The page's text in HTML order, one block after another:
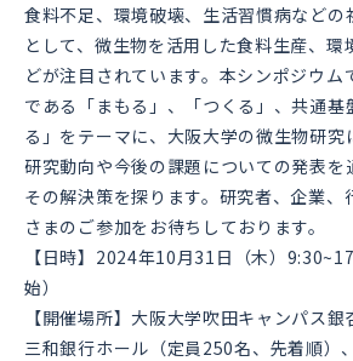
食料不足、環境破壊、生活習慣病などの
として、微生物を活用した食料生産、環
どが注目されています。本シンポジウム
である「まもる」、「つくる」、共通基
る」をテーマに、大阪大学の微生物研究
研究動向や今後の課題についての発表を
その解決策を探ります。研究者、企業、
さまのご参加をお待ちしております。
【日時】 2024年10月31 日（木）
始）
【開催場所】大阪大学吹田キャンパス銀
三和銀行ホール（定員 250名、先着順）